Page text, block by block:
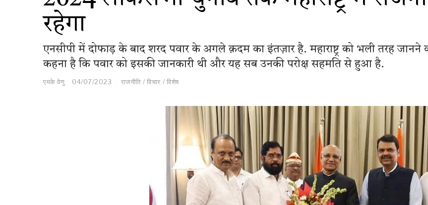
रहेगा
एनसीपी में दोफाड़ के बाद शरद पवार के अगले क़दम का इंतज़ार है. महाराष्ट्र को भली तरह जानने
कहना है कि पवार को इसकी जानकारी थी और यह सब उनकी परोक्ष सहमति से हुआ है.
एमके वेणु 04/07/2023 राजनीति / विचार / विशेष